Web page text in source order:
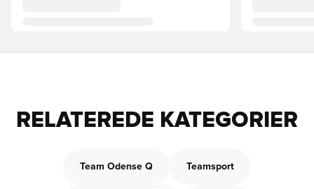
RELATEREDE KATEGORIER
Team Odense Q Teamsport